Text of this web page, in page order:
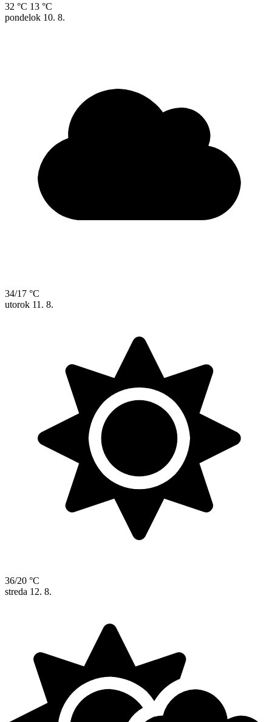
32 °C 13 °C
pondelok 10. 8.
34/17 °C
utorok 11. 8.
36/20 °C
streda 12. 8.